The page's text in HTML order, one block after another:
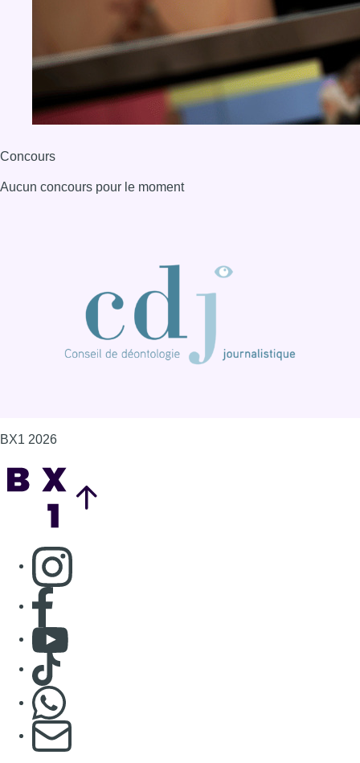
Concours
Aucun concours pour le moment
BX1 2026
Consulter page Instagram
Consulter page Facebook
Consulter Youtube
Consulter TikTok
S'abonner à notre newsletter